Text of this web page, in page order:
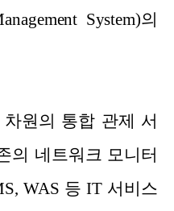
System)의
원의 통합 관제 서
의 네트워크 모니터
WAS 등 IT 서비스